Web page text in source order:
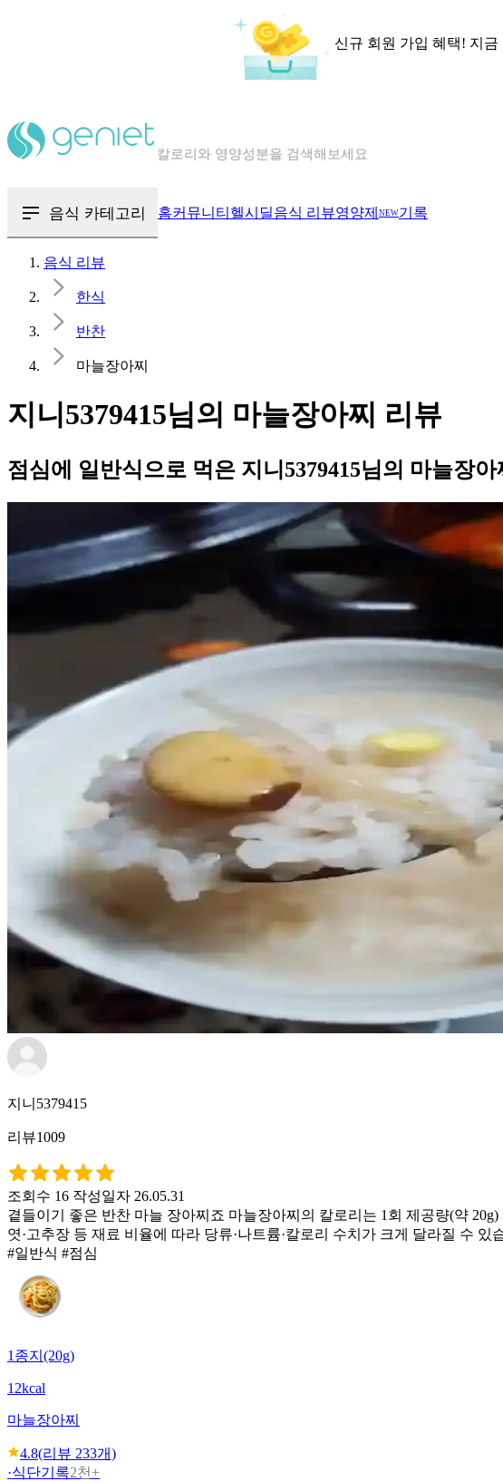
신규 회원 가입 혜택! 지금
칼로리와 영양성분을 검색해보세요
음식 카테고리 홈커뮤니티 헬시딜음식 리뷰영양제 NEW기록
음식 리뷰
한식
반찬
마늘장아찌
지니5379415님의 마늘장아찌 리뷰
점심에 일반식으로 먹은 지니5379415님의 마늘장
지니5379415
리뷰1009
조회수 16 작성일자 26.05.31
곁들이기 좋은 반찬 마늘 장아찌죠 마늘장아찌의 칼로리는 1회 제공량(약 20g)
엿·고추장 등 재료 비율에 따라 당류·나트륨·칼로리 수치가 크게 달라질 수 있
#일반식 #점심
1종지(20g)
12kcal
마늘장아찌
4.8(리뷰 233개)
·식단기록2천+